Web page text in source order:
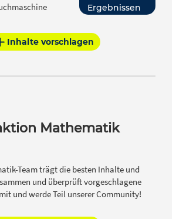
Ergebnissen
Inhalte vorschlagen
Mathematik
Team trägt die besten Inhalte und
und überprüft vorgeschlagene
und werde Teil unserer Community!